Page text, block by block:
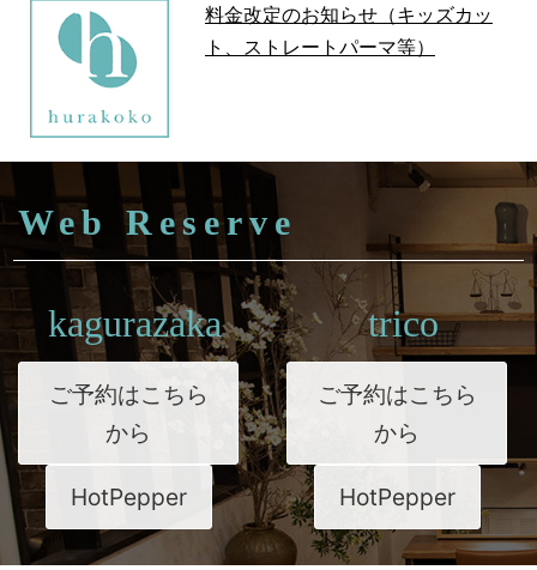
料金改定のお知らせ（キッズカッ
ト、ストレートパーマ等）
Web Reserve
kagurazaka
ご予約はこちら
から
HotPepper
trico
ご予約はこちら
から
HotPepper